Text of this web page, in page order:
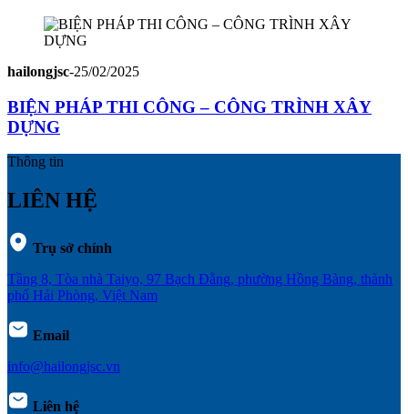
hailongjsc-25/02/2025
BIỆN PHÁP THI CÔNG – CÔNG TRÌNH XÂY
DỰNG
Thông tin
LIÊN HỆ
Trụ sở chính
Tầng 8, Tòa nhà Taiyo, 97 Bạch Đằng, phường Hồng Bàng, thành
phố Hải Phòng, Việt Nam
Email
info@hailongjsc.vn
Liên hệ